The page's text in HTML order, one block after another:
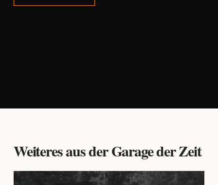
Weiteres aus der Garage der Zeit